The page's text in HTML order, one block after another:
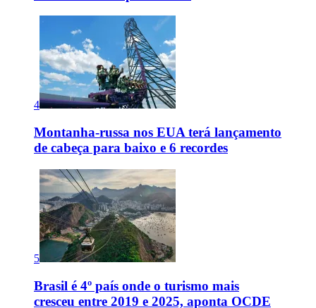
4
Montanha-russa nos EUA terá lançamento
de cabeça para baixo e 6 recordes
5
Brasil é 4º país onde o turismo mais
cresceu entre 2019 e 2025, aponta OCDE